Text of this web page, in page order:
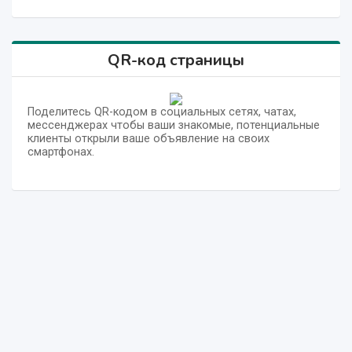
QR-код страницы
Поделитесь QR-кодом в социальных сетях, чатах,
мессенджерах чтобы ваши знакомые, потенциальные
клиенты открыли ваше объявление на своих
смартфонах.